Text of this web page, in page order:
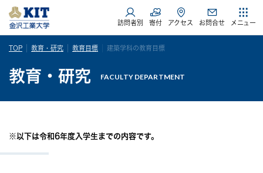
訪問者別 寄付 アクセス お問合せ メニュー
TOP 教育・研究 教育目標 建築学科の教育目標
教育・研究 FACULTY DEPARTMENT
※以下は令和6年度入学生までの内容です。